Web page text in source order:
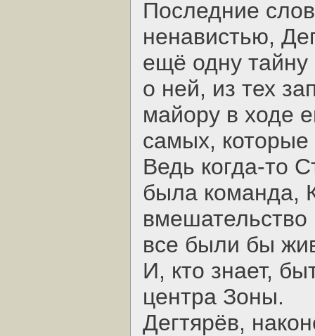
Последние
ненавистью,
ещё одну тайну
о ней, из тех
майору в ходе
самых, которые
Ведь когда-то
была команда,
вмешательство
все были бы
И, кто знает,
центра Зоны.
Дегтярёв,